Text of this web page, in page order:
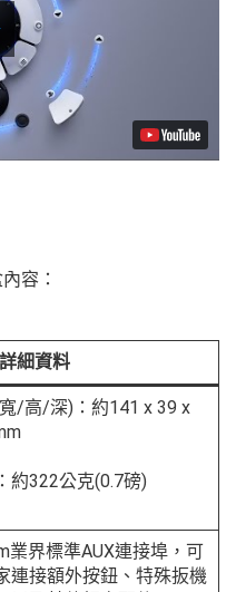
Play
Video
容：
詳細資料
/高/深)：約141 x 39 x
約322公克(0.7磅)
業界標準AUX連接埠，可
連接額外按鈕、特殊扳機